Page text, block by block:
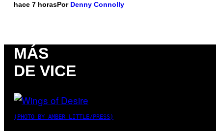
hace 7 horasPor Denny Connolly
MÁS
DE VICE
(PHOTO BY AMBER LITTLE/PRESS)